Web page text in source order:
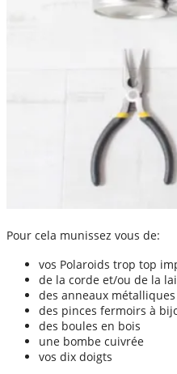
Pour cela munissez vous de:
vos Polaroids trop top
de la corde et/ou de la
des anneaux
des pinces fermoirs à
des boules en bois
une bombe cuivrée
vos dix doigts